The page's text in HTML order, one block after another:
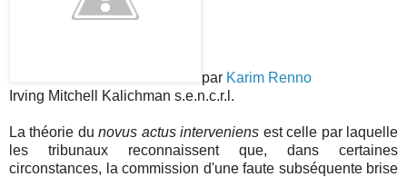
par Karim Renno
Irving Mitchell Kalichman s.e.n.c.r.l.
La théorie dunovus actus interveniens est celle par laquelle
les tribunaux reconnaissent que, dans certaines
circonstances, la commission d'une faute subséquente brise